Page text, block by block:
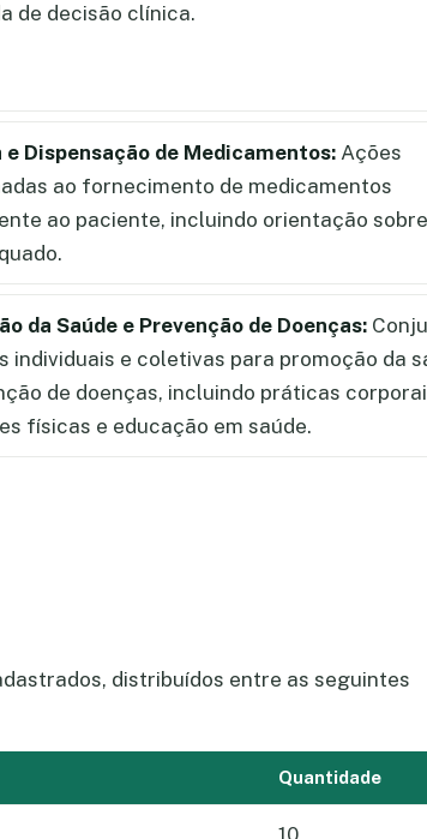
de decisão clínica.
e Dispensação de Medicamentos:Ações
ao fornecimento de medicamentos
ao paciente, incluindo orientação
da Saúde e Prevenção de Doenças:
individuais e coletivas para promoção da
de doenças, incluindo práticas
físicas e educação em saúde.
distribuídos entre as seguintes
Quantidade
10